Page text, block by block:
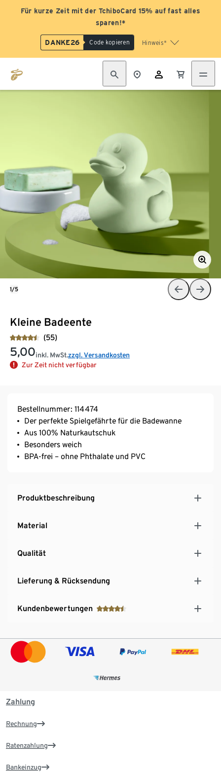
Für kurze Zeit mit der TchiboCard 15% auf fast alles
sparen!*
DANKE26 Code kopieren Hinweis*
Kleine Badeente
(55)
5,00inkl. MwSt.zzgl. Versandkosten
Zur Zeit nicht verfügbar
1/5
Bestellnummer: 114474
Der perfekte Spielgefährte für die Badewanne
Aus 100% Naturkautschuk
Besonders weich
BPA-frei – ohne Phthalate und PVC
Produktbeschreibung
Material
Qualität
Lieferung & Rücksendung
Kundenbewertungen
Zahlung
Rechnung
Ratenzahlung
Bankeinzug